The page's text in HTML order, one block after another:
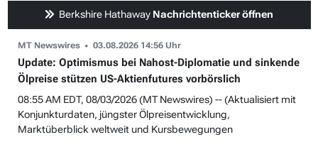
Berkshire Hathaway Nachrichtenticker öffnen
MT Newswires 03.08.2026 14:56 Uhr
Update: Optimismus bei Nahost-Diplomatie und sinkende
Ölpreise stützen US-Aktienfutures vorbörslich
08:55 AM EDT, 08/03/2026 (MT Newswires) -- (Aktualisiert mit
Konjunkturdaten, jüngster Ölpreisentwicklung,
Marktüberblick weltweit und Kursbewegungen